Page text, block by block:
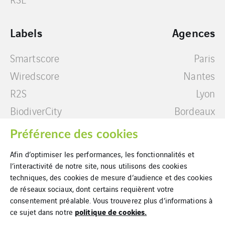
Labels
Smartscore
Wiredscore
R2S
BiodiverCity
BBC Effinergie
Rénovation
Label ISR immobilier
Agences
Paris
Nantes
Lyon
Bordeaux
Préférence des cookies
Afin d’optimiser les performances, les fonctionnalités et
l’interactivité de notre site, nous utilisons des cookies
techniques, des cookies de mesure d’audience et des cookies
de réseaux sociaux, dont certains requièrent votre
consentement préalable. Vous trouverez plus d’informations à
ce sujet dans notre politique de cookies.